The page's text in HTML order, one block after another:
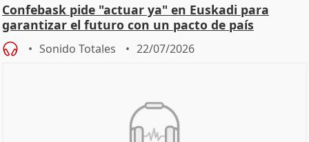
Confebask pide "actuar ya" en Euskadi para
garantizar el futuro con un pacto de país
Sonido Totales 22/07/2026